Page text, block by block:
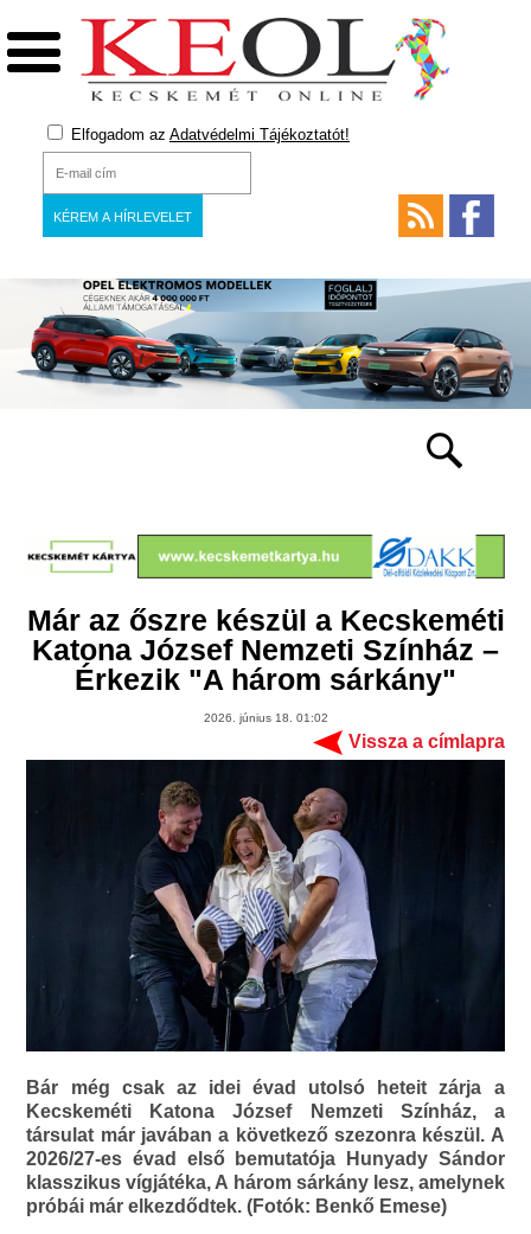
Elfogadom az Adatvédelmi Tájékoztatót!
Már az őszre készül a Kecskeméti
Katona József Nemzeti Színház –
Érkezik "A három sárkány"
2026. június 18. 01:02
Vissza a címlapra
Bár még csak az idei évad utolsó heteit zárja a
Kecskeméti Katona József Nemzeti Színház, a
társulat már javában a következő szezonra készül. A
2026/27-es évad első bemutatója Hunyady Sándor
klasszikus vígjátéka, A három sárkány lesz, amelynek
próbái már elkezdődtek. (Fotók: Benkő Emese)